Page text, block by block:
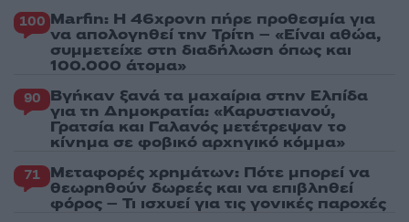
100 Marfin: Η 46χρονη πήρε προθεσμία για
να απολογηθεί την Τρίτη – «Είναι αθώα,
συμμετείχε στη διαδήλωση όπως και
100.000 άτομα»
90 Βγήκαν ξανά τα μαχαίρια στην Ελπίδα
για τη Δημοκρατία: «Καρυστιανού,
Γρατσία και Γαλανός μετέτρεψαν το
κίνημα σε φοβικό αρχηγικό κόμμα»
71 Μεταφορές χρημάτων: Πότε μπορεί να
θεωρηθούν δωρεές και να επιβληθεί
φόρος – Τι ισχυεί για τις γονικές παροχές